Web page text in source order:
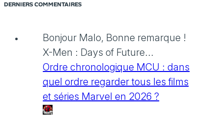
DERNIERS COMMENTAIRES
Bonjour Malo, Bonne remarque !
X-Men : Days of Future...
Ordre chronologique MCU : dans
quel ordre regarder tous les films
et séries Marvel en 2026 ?